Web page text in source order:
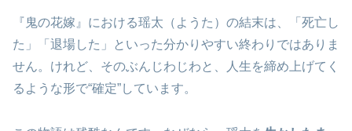
『鬼の花嫁』における瑶太（ようた）の結末は、「死亡し
た」「退場した」といった分かりやすい終わりではありま
せん。けれど、そのぶんじわじわと、人生を締め上げてく
るような形で“確定”しています。